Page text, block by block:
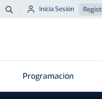
Buscar
Inicia Sesión
Programación